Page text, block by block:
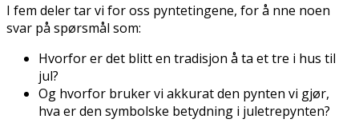
I fem deler tar vi for oss pyntetingene, for å finne noen
svar på spørsmål som:
Hvorfor er det blitt en tradisjon å ta et tre i hus til
jul?
Og hvorfor bruker vi akkurat den pynten vi gjør,
hva er den symbolske betydning i juletrepynten?